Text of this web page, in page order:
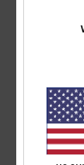
Maria
Sehr bequem
Original
Komfort: 5/5